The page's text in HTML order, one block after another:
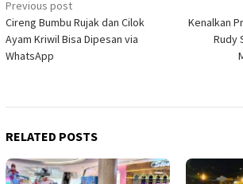
Post
navigation
Previous post
Cireng Bumbu Rujak dan Cilok
Ayam Kriwil Bisa Dipesan via
WhatsApp
Kenalkan
Rudy
RELATED POSTS